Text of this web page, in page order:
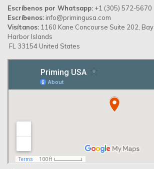
Escríbenos por Whatsapp: +1 (305) 572-5670
Escríbenos: info@primingusa.com
Visítanos: 1160 Kane Concourse Suite 202, Bay
Harbor Islands
FL 33154 United States